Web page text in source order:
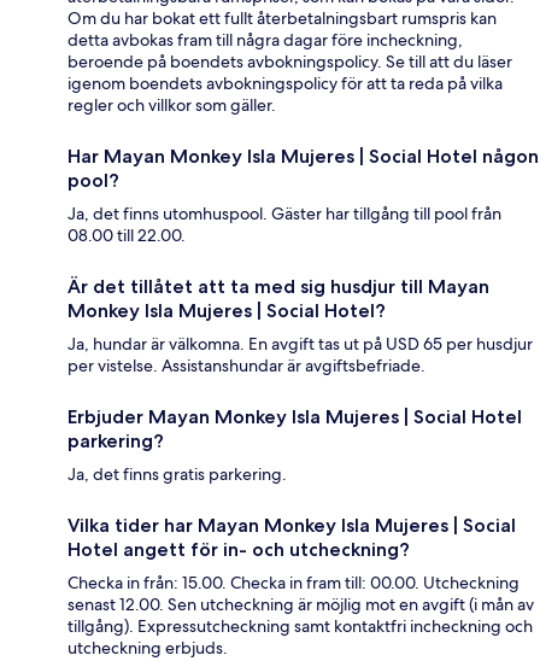
Om du har bokat ett fullt återbetalningsbart rumspris kan
detta avbokas fram till några dagar före incheckning,
beroende på boendets avbokningspolicy. Se till att du läser
igenom boendets avbokningspolicy för att ta reda på vilka
regler och villkor som gäller.
Har Mayan Monkey Isla Mujeres | Social Hotel någon
pool?
Ja, det finns utomhuspool. Gäster har tillgång till pool från
08.00 till 22.00.
Är det tillåtet att ta med sig husdjur till Mayan
Monkey Isla Mujeres | Social Hotel?
Ja, hundar är välkomna. En avgift tas ut på USD 65 per husdjur
per vistelse. Assistanshundar är avgiftsbefriade.
Erbjuder Mayan Monkey Isla Mujeres | Social Hotel
parkering?
Ja, det finns gratis parkering.
Vilka tider har Mayan Monkey Isla Mujeres | Social
Hotel angett för in- och utcheckning?
Checka in från: 15.00. Checka in fram till: 00.00. Utcheckning
senast 12.00. Sen utcheckning är möjlig mot en avgift (i mån av
tillgång). Expressutcheckning samt kontaktfri incheckning och
utcheckning erbjuds.